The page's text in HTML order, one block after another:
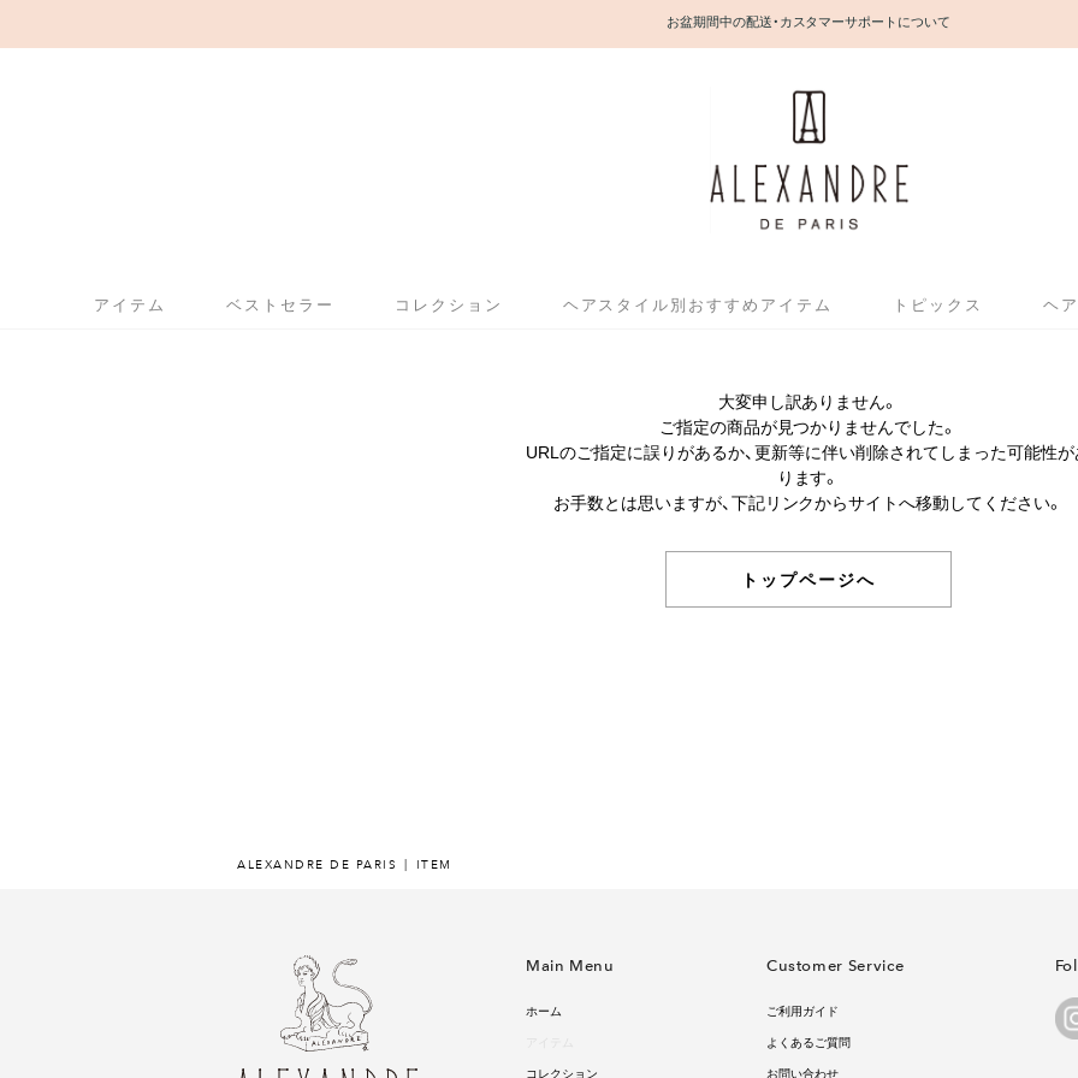
お盆期間中の配送・カスタマーサポートについて
アイテム ベストセラー コレクション ヘアスタイル別おすすめアイテム トピックス ヘ
大変申し訳ありません。
ご指定の商品が見つかりませんでした。
URLのご指定に誤りがあるか、更新等に伴い削除されてしまった可能性が
ります。
お手数とは思いますが、下記リンクからサイトへ移動してください。
トップページへ
ALEXANDRE DE PARIS ITEM
Main Menu
ホーム
コレクション
Customer Service
ご利用ガイド
よくあるご質問
お問い合わせ